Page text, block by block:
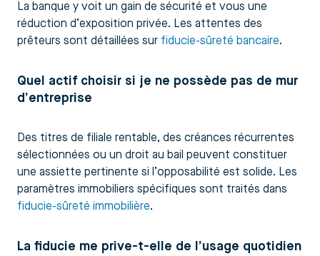
La banque y voit un gain de sécurité et vous une
réduction d’exposition privée. Les attentes des
prêteurs sont détaillées sur fiducie-sûreté bancaire.
Quel actif choisir si je ne possède pas de mur
d’entreprise
Des titres de filiale rentable, des créances récurrentes
sélectionnées ou un droit au bail peuvent constituer
une assiette pertinente si l’opposabilité est solide. Les
paramètres immobiliers spécifiques sont traités dans
fiducie-sûreté immobilière.
La fiducie me prive-t-elle de l’usage quotidien